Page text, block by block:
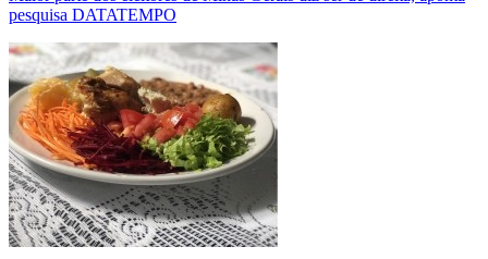
pesquisa DATATEMPO